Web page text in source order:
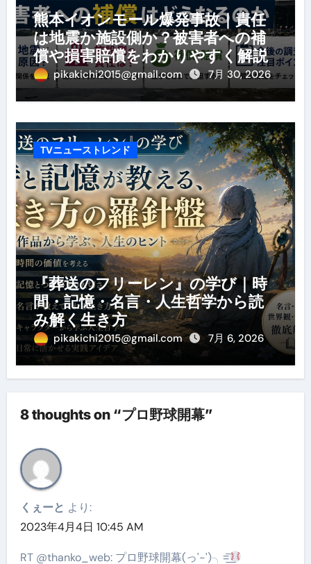
熊本イオンモール爆発事故｜責任
は地震か施設側か？被害者への補
償や損害賠償をわかりやすく解説
pikakichi2015@gmail.com 7月 30, 2026
TVニューストレンド
『葬送のフリーレン』の学び｜時
間・記憶・名言・人生哲学から読
み解く生き方
pikakichi2015@gmail.com 7月 6, 2026
8 thoughts on “プロ野球開幕”
くぇーと より:
2023年4月4日 10:45 AM
RT @thanko_web: プロ野球開幕(っ'-')╮=͟͟͞͞